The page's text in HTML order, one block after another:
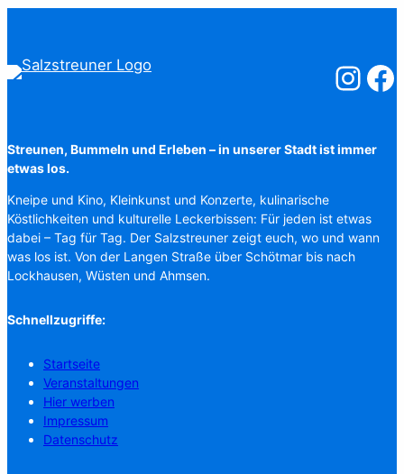
Streunen, Bummeln und Erleben – in unserer Stadt ist immer
etwas los.
Kneipe und Kino, Kleinkunst und Konzerte, kulinarische
Köstlichkeiten und kulturelle Leckerbissen: Für jeden ist etwas
dabei – Tag für Tag. Der Salzstreuner zeigt euch, wo und wann
was los ist. Von der Langen Straße über Schötmar bis nach
Lockhausen, Wüsten und Ahmsen.
Schnellzugriffe:
Startseite
Veranstaltungen
Hier werben
Impressum
Datenschutz